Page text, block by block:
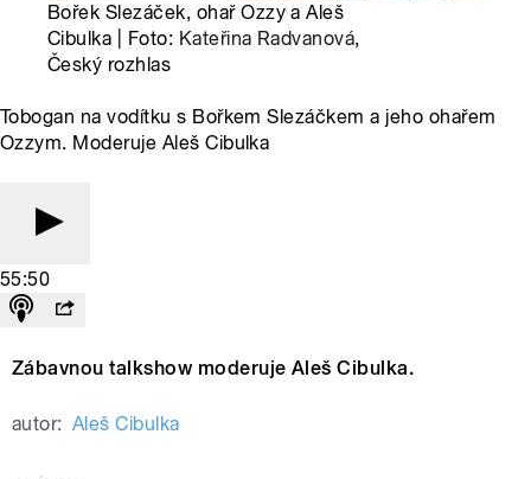
Bořek Slezáček, ohař Ozzy a Aleš
Cibulka | Foto: Kateřina Radvanová,
Český rozhlas
Tobogan na vodítku s Bořkem Slezáčkem a jeho ohařem
Ozzym. Moderuje Aleš Cibulka
55:50
Zábavnou talkshow moderuje Aleš Cibulka.
autor: Aleš Cibulka